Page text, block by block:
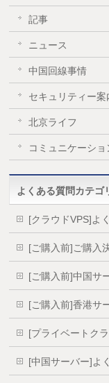
記事
ニュース
中国回線事情
セキュリティー案
北京ライフ
コミュニケーショ
よくある質問カテゴ
[クラウドVPS]よ
[ご購入前]ご購入
[ご購入前]中国サ
[ご購入前]香港サ
[プライベートク
[中国サーバー]よ